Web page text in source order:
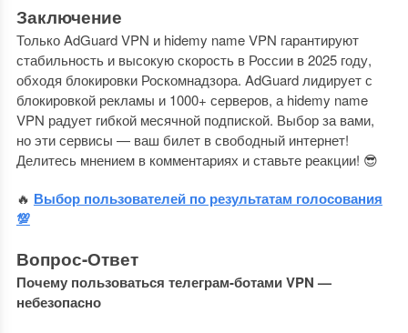
Заключение
Только AdGuard VPN и hidemy name VPN гарантируют
стабильность и высокую скорость в России в 2025 году,
обходя блокировки Роскомнадзора. AdGuard лидирует с
блокировкой рекламы и 1000+ серверов, а hidemy name
VPN радует гибкой месячной подпиской. Выбор за вами,
но эти сервисы — ваш билет в свободный интернет!
Делитесь мнением в комментариях и ставьте реакции! 😎
🔥 Выбор пользователей по результатам голосования
💯
Вопрос-Ответ
Почему пользоваться телеграм-ботами VPN —
небезопасно